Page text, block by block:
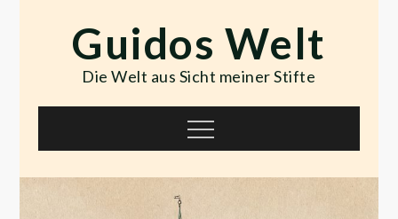
contentGuidos Welt
Die Welt aus Sicht meiner Stifte
Menu